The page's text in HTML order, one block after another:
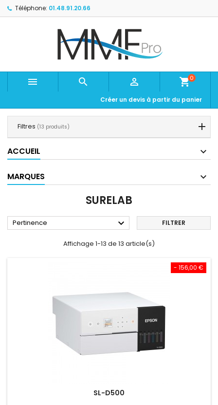
Téléphone: 01.48.91.20.66
   shopping_cart0
Créer un devis à partir du panier
Filtres (13 produits)
ACCUEIL
MARQUES
SURELAB
Pertinence  FILTRER
Affichage 1-13 de 13 article(s)
- 156,00 €
SL-D500